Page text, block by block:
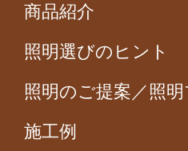
商品紹介
照明選びのヒント
照明のご提案／照
施工例